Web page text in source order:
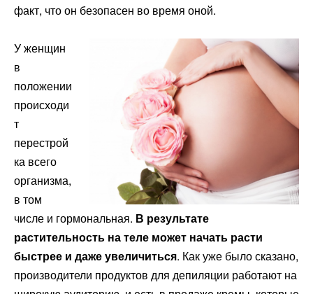
факт, что он безопасен во время оной.
У женщин
в
положении
происходи
т
перестрой
ка всего
организма,
в том
числе и гормональная. В результате
растительность на теле может начать расти
быстрее и даже увеличиться. Как уже было сказано,
производители продуктов для депиляции работают на